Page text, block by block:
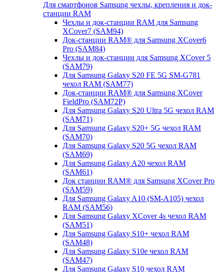
Для смартфонов Samsung чехлы, крепления и док-
станции RAM
Чехлы и док-станции RAM для Samsung
XCover7 (SAM94)
Док-станции RAM® для Samsung XCover6
Pro (SAM84)
Чехлы и док-станции для Samsung XCover 5
(SAM79)
Для Samsung Galaxy S20 FE 5G SM-G781
чехол RAM (SAM77)
Док-станции RAM® для Samsung XCover
FieldPro (SAM72P)
Для Samsung Galaxy S20 Ultra 5G чехол RAM
(SAM71)
Для Samsung Galaxy S20+ 5G чехол RAM
(SAM70)
Для Samsung Galaxy S20 5G чехол RAM
(SAM69)
Для Samsung Galaxy A20 чехол RAM
(SAM61)
Док станции RAM® для Samsung XCover Pro
(SAM59)
Для Samsung Galaxy A10 (SM-A105) чехол
RAM (SAM56)
Для Samsung Galaxy XCover 4s чехол RAM
(SAM51)
Для Samsung Galaxy S10+ чехол RAM
(SAM48)
Для Samsung Galaxy S10e чехол RAM
(SAM47)
Для Samsung Galaxy S10 чехол RAM